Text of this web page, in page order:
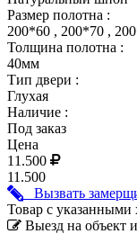
Размер полотна :
200*60 , 200*70 ,
Толщина полотна :
40мм
Тип двери :
Глухая
Наличие :
Под заказ
Цена
11.500
11.500
Вызвать
Товар с указанными
Выезд на объект